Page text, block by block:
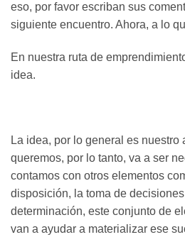
eso, por favor escriban sus
siguiente encuentro. Ahora, a lo
En nuestra ruta de
idea.
La idea, por lo general es nuestro
queremos, por lo tanto, va a ser
contamos con otros elementos
disposición, la toma de
determinación, este conjunto de
van a ayudar a materializar ese